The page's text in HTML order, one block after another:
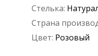
Стелька:
Страна
Цвет: Розовый